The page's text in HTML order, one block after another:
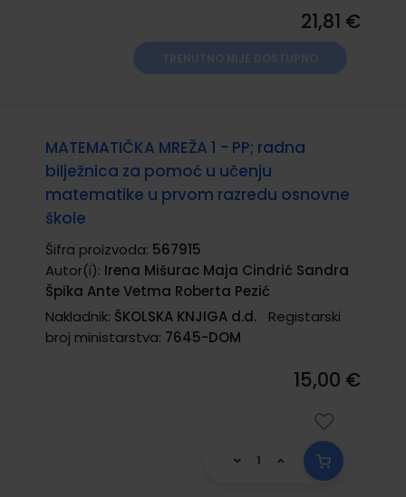
21,81 €
MATEMATIČKA MREŽA 1 - PP; radna
bilježnica za pomoć u učenju
matematike u prvom razredu osnovne
škole
Šifra proizvoda: 567915
Autor(i): Irena Mišurac Maja Cindrić Sandra
Špika Ante Vetma Roberta Pezić
Nakladnik: ŠKOLSKA KNJIGA d.d.
Registarski
broj ministarstva: 7645-DOM
15,00 €